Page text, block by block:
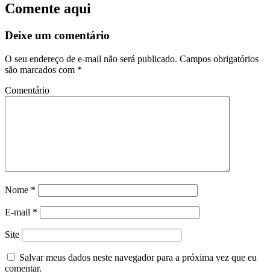
Comente aqui
Deixe um comentário
O seu endereço de e-mail não será publicado. Campos obrigatórios
são marcados com *
Comentário
Nome *
E-mail *
Site
Salvar meus dados neste navegador para a próxima vez que eu
comentar.